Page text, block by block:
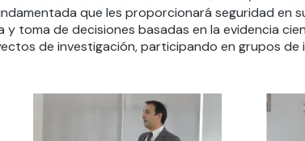
que les proporcionará seguridad en
y toma de decisiones basadas en la evidencia
de investigación, participando en grupos de